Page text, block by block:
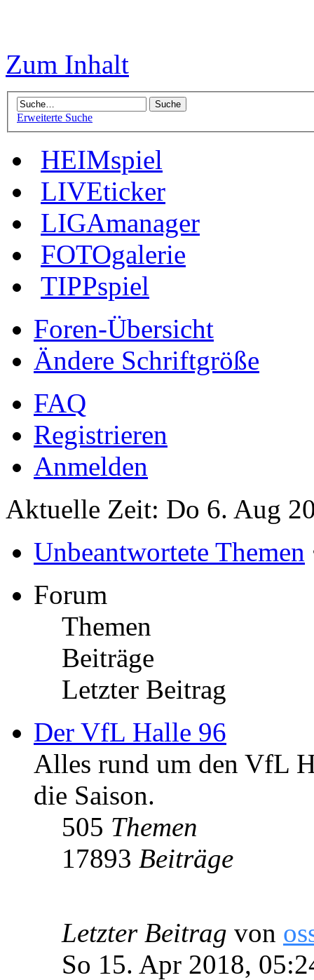
Zum Inhalt
Erweiterte Suche
HEIMspiel
LIVEticker
LIGAmanager
FOTOgalerie
TIPPspiel
Foren-Übersicht
Ändere Schriftgröße
FAQ
Registrieren
Anmelden
Aktuelle Zeit: Do 6. Aug
Unbeantwortete Themen
Forum
Themen
Beiträge
Letzter Beitrag
Der VfL Halle 96
Alles rund um den VfL
die Saison.
505 Themen
17893 Beiträge
Letzter Beitrag von
So 15. Apr 2018,